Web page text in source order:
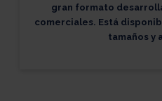
gran formato
comerciales. Está
tamaños y